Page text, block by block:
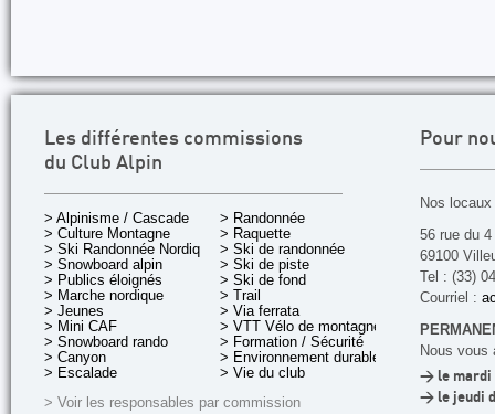
Les différentes commissions
du Club Alpin
> Alpinisme / Cascade
> Culture Montagne
> Ski Randonnée Nordique
> Snowboard alpin
> Publics éloignés
> Marche nordique
> Jeunes
> Mini CAF
> Snowboard rando
> Canyon
> Escalade
> Randonnée
> Raquette
> Ski de randonnée
> Ski de piste
> Ski de fond
> Trail
> Via ferrata
> VTT Vélo de montagne
> Formation / Sécurité
> Environnement durable
> Vie du club
> Voir les responsables par commission
Pour
Nos
56 rue du
69100
Tel : (33)
Courriel :
Nous vous
> le mardi
> le jeudi